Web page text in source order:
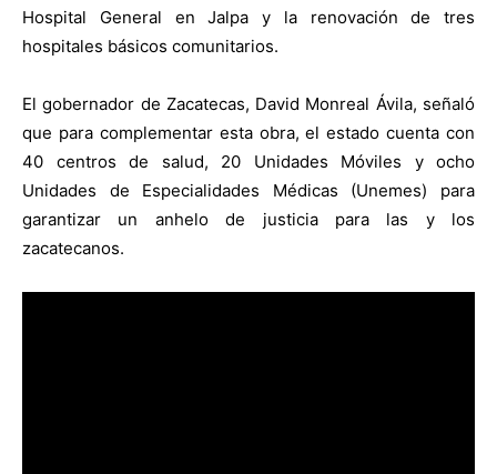
Hospital General en Jalpa y la renovación de tres
hospitales básicos comunitarios.
El gobernador de Zacatecas, David Monreal Ávila, señaló
que para complementar esta obra, el estado cuenta con
40 centros de salud, 20 Unidades Móviles y ocho
Unidades de Especialidades Médicas (Unemes) para
garantizar un anhelo de justicia para las y los
zacatecanos.